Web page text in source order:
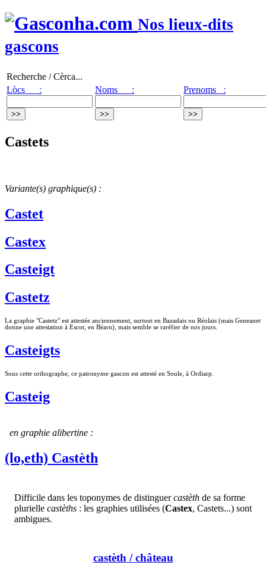
Nos lieux-dits
gascons
Recherche / Cèrca...
Lòcs :
Noms : Prenoms :
Castets
Variante(s) graphique(s) :
Castet
Castex
Casteigt
Castetz
La graphie "Castetz" est attestée anciennement, surtout en Bazadais ou Réolais (mais Geneanet
donne une attestation à Escot, en Béarn), mais semble se raréfier de nos jours.
Casteigts
Sous cette orthographe, ce patronyme gascon est attesté en Soule, à Ordiarp.
Casteig
en graphie alibertine :
(lo,eth) Castèth
Difficile dans les toponymes de distinguercastèth de sa forme
plurielle castèths : les graphies utilisées (Castex, Castets...) sont
ambigues.
castèth/ château